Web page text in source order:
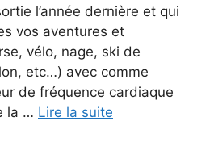
l’année dernière et qui
vos aventures et
vélo, nage, ski de
etc…) avec comme
de fréquence cardiaque
la … Lire la suite